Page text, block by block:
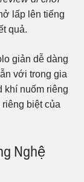
lấp lên tiếng
quả.
giản dễ dàng
với trong gia
khí nuốm riêng
biệt của
Nghệ